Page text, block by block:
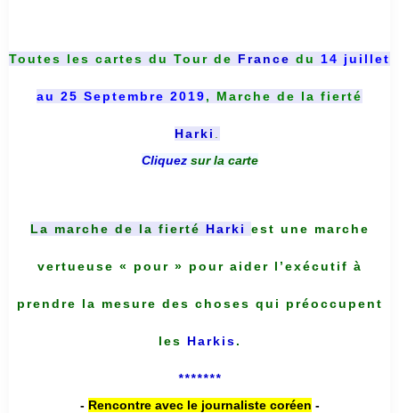
Toutes les cartes du Tour de France du 14 juillet
au 25 Septembre 2019, Marche de la fierté
Harki
Cliquez sur la carte
La marche de la fierté Harki est une marche
vertueuse « pour » pour aider l’exécutif à
prendre la mesure des choses qui préoccupent
les Harkis.
*******
- Rencontre avec le journaliste coréen -